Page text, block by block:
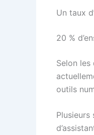
Un taux
20 %
Selon
outils
Plusieurs